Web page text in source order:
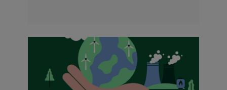
2026-05-23 16:00